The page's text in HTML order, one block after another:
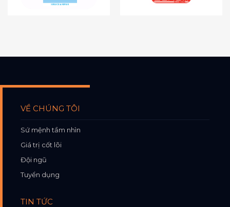
VỀ CHÚNG TÔI
Sứ mệnh tầm nhìn
Giá trị cốt lõi
Đội ngũ
Tuyển dụng
TIN TỨC